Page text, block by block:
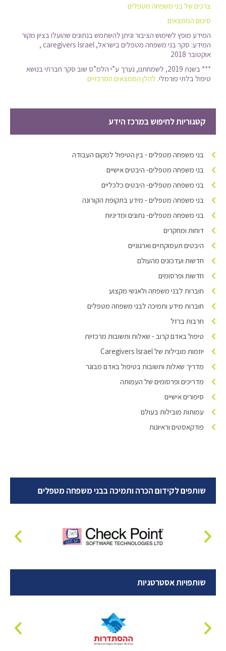
צרכים של בני משפחה מטפלים
סיכום הממצאים
המידע מופץ לשימוש הציבור וניתן להשתמש בנתונים שהועלו בציון מקור
המידע: סקר בני משפחה מטפלים בישראל, caregivers Israel ,
אוקטובר 2018
*** בשנת 2019, לשמחתנו, נערך ע”י הלמ”ס שוב סקר חברתי בנושא
טיפול בלתי פורמלי. להלן הממצאים המרכזיים
קטגוריות לחיפוש במרכז הידע
בני משפחה מטפלים - בין הטיפול למקום העבודה
בני משפחה מטפלים- היבטים אישיים
בני משפחה מטפלים- היבטים כלכליים
בני משפחה מטפלים - מידע בתקופת הקורונה
בני משפחה מטפלים- נתונים ומדיניות
דוחות ומחקרים
היבטים תעסוקתיים וארגוניים
חדשות ועדכונים מהעולם
חדשות ופרסומים
חוברות לבני משפחה ולאנשי מקצוע
חוברות מידע ותמיכה לבני משפחה מטפלים
חרבות ברזל
טיפול באדם קרוב - שאלות ותשובות מרכזיות
יוזמות מובילות של Caregivers Israel
מדריך שאלות ותשובות בטיפול באדם מבוגר
מדריכים ופרסומים של העמותה
סיפורים אישיים
עמותות מובילות בעולם
פודקאסטים וראיונות
שותפים לקידום הכרה ותמיכה בבני משפחה מטפלים
שותפויות אסטרטגיות